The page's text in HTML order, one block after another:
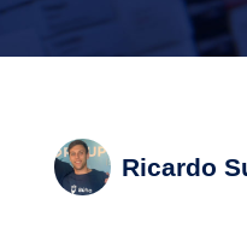
Ricardo